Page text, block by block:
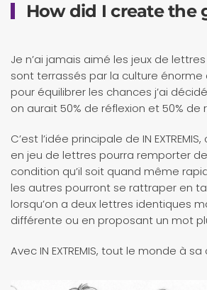
How did I create the
Je n’ai jamais aimé les jeux de
sont terrassés par la culture énorme
pour équilibrer les chances j’ai
on aurait 50% de réflexion et 50% de
C’est l’idée principale de IN
en jeu de lettres pourra remporter
condition qu’il soit quand même
les autres pourront se rattraper en
lorsqu’on a deux lettres identiques
différente ou en proposant un mot
Avec IN EXTREMIS, tout le monde à